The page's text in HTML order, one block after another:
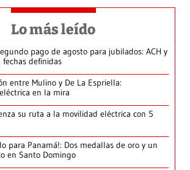
Lo más leído
pago de agosto para jubilados: ACH y
definidas
entre Mulino y De La Espriella:
en la mira
su ruta a la movilidad eléctrica con 5
para Panamá!: Dos medallas de oro y un
en Santo Domingo